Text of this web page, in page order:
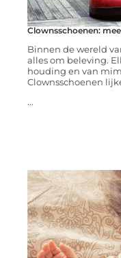
Clownsschoenen:
Binnen de wereld
alles om beleving.
houding en van
Clownsschoenen
...